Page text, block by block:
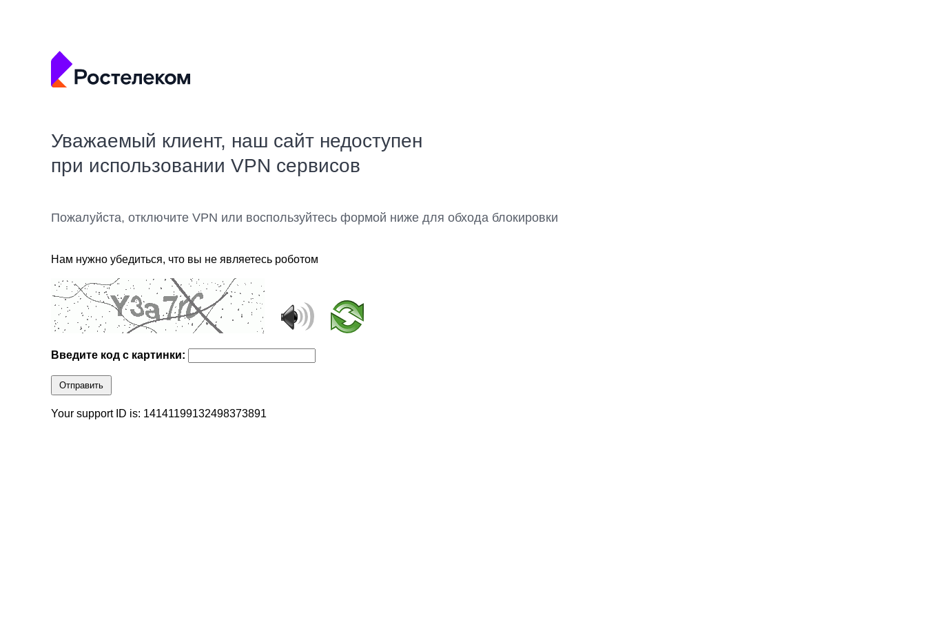
Уважаемый клиент, наш сайт недоступен
при использовании VPN сервисов
Пожалуйста, отключите VPN или воспользуйтесь формой ниже для обхода блокировки
Нам нужно убедиться, что вы не являетесь роботом
Введите код с картинки:
Отправить
Your support ID is: 14141199132498373891